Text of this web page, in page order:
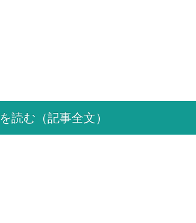
読む（記事全文）